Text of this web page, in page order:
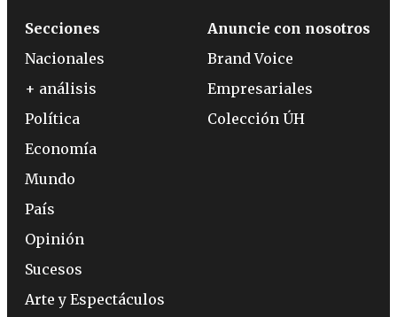
Secciones
Nacionales
+ análisis
Política
Economía
Mundo
País
Opinión
Sucesos
Arte y Espectáculos
Anuncie con nosotros
Brand Voice
Empresariales
Colección ÚH